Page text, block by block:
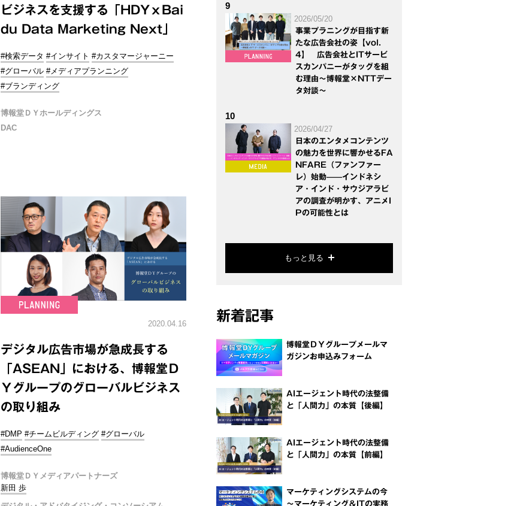
ビジネスを支援する「HDYｘBai
du Data Marketing Next」
#検索データ #インサイト #カスタマージャーニー
#グローバル #メディアプランニング
#ブランディング
博報堂ＤＹホールディングス
DAC
2020.04.16
デジタル広告市場が急成長する
「ASEAN」における、博報堂Ｄ
Ｙグループのグローバルビジネス
の取り組み
#DMP #チームビルディング #グローバル
#AudienceOne
博報堂ＤＹメディアパートナーズ
新田 歩
9
2026/05/20
事業プラニングが目指す新
たな広告会社の姿【vol.
4】 広告会社とITサービ
スカンパニーがタッグを組
む理由～博報堂×NTTデー
タ対談～
10
2026/04/27
日本のエンタメコンテンツ
の魅力を世界に響かせるFA
NFARE（ファンファー
レ）始動——インドネシ
ア・インド・サウジアラビ
アの調査が明かす、アニメI
Pの可能性とは
もっと見る
新着記事
博報堂ＤＹグループメールマ
ガジンお申込みフォーム
AIエージェント時代の法整備
と「人間力」の本質【後編】
AIエージェント時代の法整備
と「人間力」の本質【前編】
マーケティングシステムの今
～マーケティング＆ITの実務